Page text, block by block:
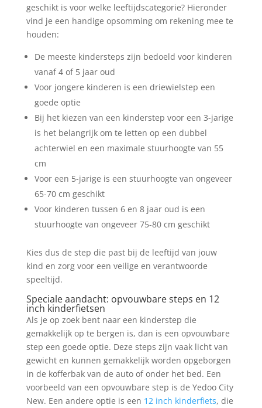
geschikt is voor welke leeftijdscategorie? Hieronder
vind je een handige opsomming om rekening mee te
houden:
De meeste kindersteps zijn bedoeld voor kinderen
vanaf 4 of 5 jaar oud
Voor jongere kinderen is een driewielstep een
goede optie
Bij het kiezen van een kinderstep voor een 3-jarige
is het belangrijk om te letten op een dubbel
achterwiel en een maximale stuurhoogte van 55
cm
Voor een 5-jarige is een stuurhoogte van ongeveer
65-70 cm geschikt
Voor kinderen tussen 6 en 8 jaar oud is een
stuurhoogte van ongeveer 75-80 cm geschikt
Kies dus de step die past bij de leeftijd van jouw
kind en zorg voor een veilige en verantwoorde
speeltijd.
Speciale aandacht: opvouwbare steps en 12
inch kinderfietsen
Als je op zoek bent naar een kinderstep die
gemakkelijk op te bergen is, dan is een opvouwbare
step een goede optie. Deze steps zijn vaak licht van
gewicht en kunnen gemakkelijk worden opgeborgen
in de kofferbak van de auto of onder het bed. Een
voorbeeld van een opvouwbare step is de Yedoo City
New. Een andere optie is een 12 inch kinderfiets, die